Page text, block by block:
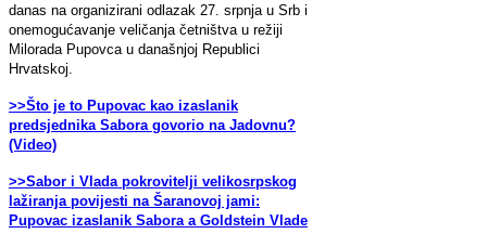
danas na organizirani odlazak 27. srpnja u Srb i
onemogućavanje veličanja četništva u režiji
Milorada Pupovca u današnjoj Republici
Hrvatskoj.
>>Što je to Pupovac kao izaslanik
predsjednika Sabora govorio na Jadovnu?
(Video)
>>Sabor i Vlada pokrovitelji velikosrpskog
lažiranja povijesti na Šaranovoj jami:
Pupovac izaslanik Sabora a Goldstein Vlade